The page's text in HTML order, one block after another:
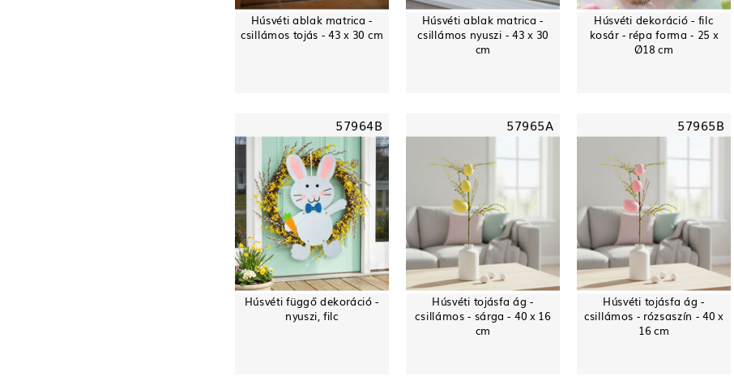
Húsvéti ablak matrica -
csillámos tojás - 43 x 30 cm
Húsvéti ablak matrica -
csillámos nyuszi - 43 x 30
cm
Húsvéti dekoráció - filc
kosár - répa forma - 25 x
Ø18 cm
57964B
Húsvéti függő dekoráció -
nyuszi, filc
57965A
Húsvéti tojásfa ág -
csillámos - sárga - 40 x 16
cm
57965B
Húsvéti tojásfa ág -
csillámos - rózsaszín - 40 x
16 cm